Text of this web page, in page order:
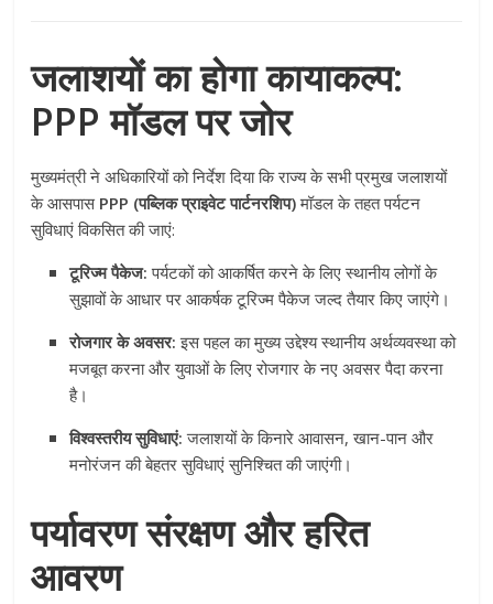
जलाशयों का होगा कायाकल्प:
PPP मॉडल पर जोर
मुख्यमंत्री ने अधिकारियों को निर्देश दिया कि राज्य के सभी प्रमुख जलाशयों
के आसपास PPP (पब्लिक प्राइवेट पार्टनरशिप)मॉडल के तहत पर्यटन
सुविधाएं विकसित की जाएं:
टूरिज्म पैकेज: पर्यटकों को आकर्षित करने के लिए स्थानीय लोगों के
सुझावों के आधार पर आकर्षक टूरिज्म पैकेज जल्द तैयार किए जाएंगे।
रोजगार के अवसर: इस पहल का मुख्य उद्देश्य स्थानीय अर्थव्यवस्था को
मजबूत करना और युवाओं के लिए रोजगार के नए अवसर पैदा करना
है।
विश्वस्तरीय सुविधाएं: जलाशयों के किनारे आवासन, खान-पान और
मनोरंजन की बेहतर सुविधाएं सुनिश्चित की जाएंगी।
पर्यावरण संरक्षण और हरित
आवरण